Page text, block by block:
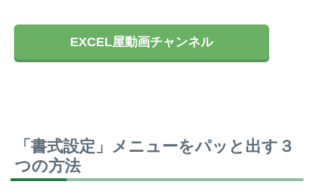
EXCEL屋動画チャンネル
「書式設定」メニューをパッと出す３
つの方法